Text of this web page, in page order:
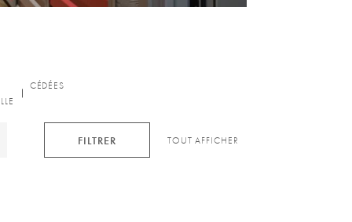
CÉDÉES
FILTRER TOUT AFFICHER